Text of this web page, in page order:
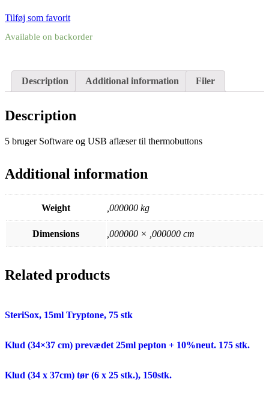
Tilføj som favorit
Available on backorder
Description Additional information Filer
Description
5 bruger Software og USB aflæser til thermobuttons
Additional information
Weight ,000000 kg
Dimensions ,000000 × ,000000 cm
Related products
SteriSox, 15ml Tryptone, 75 stk
Klud (34×37 cm) prevædet 25ml pepton + 10%neut. 175 stk.
Klud (34 x 37cm) tør (6 x 25 stk.), 150stk.